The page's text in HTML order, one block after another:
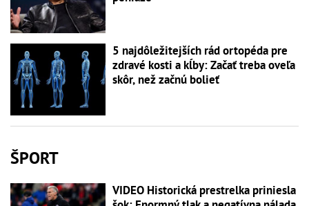
5 najdôležitejších rád ortopéda pre
zdravé kosti a kĺby: Začať treba oveľa
skôr, než začnú bolieť
ŠPORT
VIDEO Historická prestrelka priniesla